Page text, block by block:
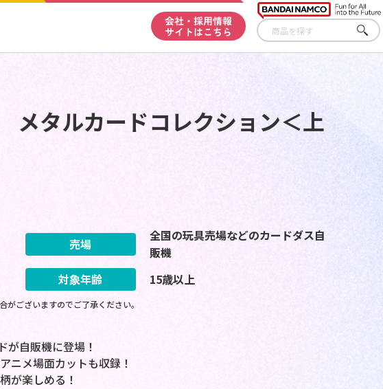
会社・採用情報
サイトはこちら
さが
す
メタルカードコレクション＜上
売場
全国の玩具売場などのカードダス自
販機
対象年齢 15歳以上
ございますのでご了承ください。
が自販機に登場！
ニメ場面カットも収録！
が楽しめる！